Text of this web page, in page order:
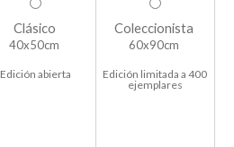
Clásico
40x50cm
Edición abierta
Coleccionista
60x90cm
Edición limitada a 400
ejemplares